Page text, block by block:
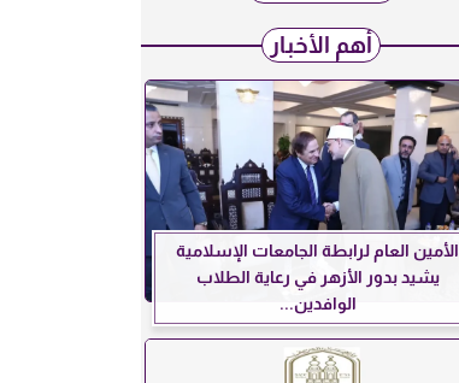
أهم الأخبار
الأمين العام لرابطة الجامعات الإسلامية
يشيد بدور الأزهر في رعاية الطلاب
الوافدين...